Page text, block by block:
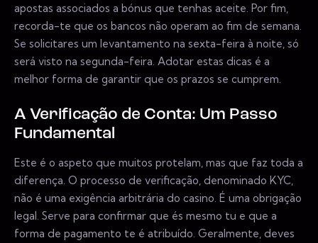
apostas associados a bónus que tenhas aceite. Por fim,
recorda-te que os bancos não operam ao fim de semana.
Se solicitares um levantamento na sexta-feira à noite, só
será visto na segunda-feira. Adotar estas dicas é a
melhor forma de garantir que os prazos se cumprem.
A Verificação de Conta: Um Passo
Fundamental
Este é o aspeto que muitos protelam, mas que faz toda a
diferença. O processo de verificação, denominado KYC,
não é uma exigência arbitrária do casino. É uma obrigação
legal. Serve para confirmar que és mesmo tu e que a
forma de pagamento te é atribuído. Geralmente, deves